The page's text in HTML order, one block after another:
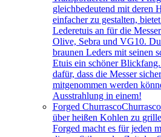
gleichbedeutend mit deren
einfacher zu gestalten,
Lederetuis an für die
Olive, Sebra und VG10.
braunen Leders mit seinen
Etuis ein schöner
dafür, dass die Messer
mitgenommen werden
Ausstrahlung in einem!
Forged Churrasco
über heißen Kohlen zu
Forged macht es für jeden